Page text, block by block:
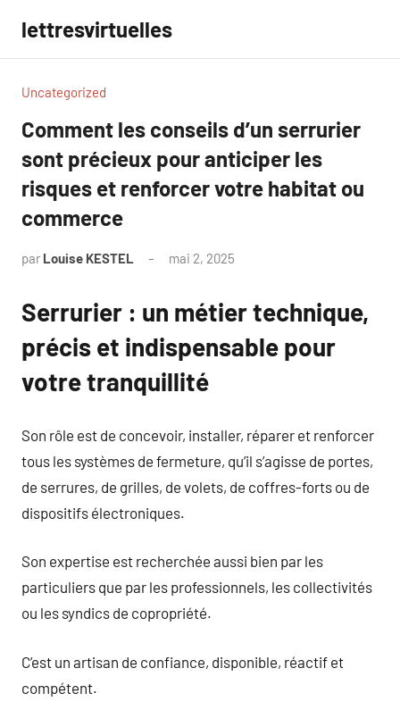
contenu
lettresvirtuelles
Uncategorized
Comment les conseils d’un serrurier
sont précieux pour anticiper les
risques et renforcer votre habitat ou
commerce
par Louise KESTEL mai 2, 2025
Serrurier : un métier technique,
précis et indispensable pour
votre tranquillité
Son rôle est de concevoir, installer, réparer et renforcer
tous les systèmes de fermeture, qu’il s’agisse de portes,
de serrures, de grilles, de volets, de coffres-forts ou de
dispositifs électroniques.
Son expertise est recherchée aussi bien par les
particuliers que par les professionnels, les collectivités
ou les syndics de copropriété.
C’est un artisan de confiance, disponible, réactif et
compétent.